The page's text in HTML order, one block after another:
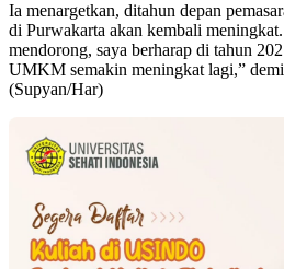
Ia menargetkan, ditahun depan
di Purwakarta akan kembali
mendorong, saya berharap di tahun
UMKM semakin meningkat lagi,”
(Supyan/Har)